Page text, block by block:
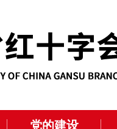
党的建设